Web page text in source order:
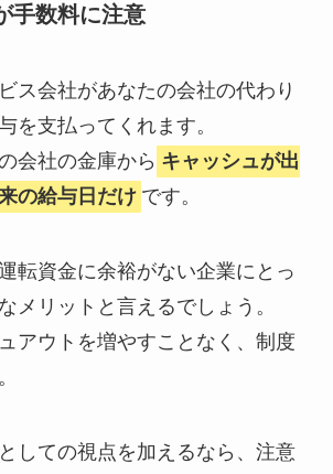
手数料に注意
ス会社があなたの会社の代わり
を支払ってくれます。
会社の金庫から キャッシュが出
の給与日だけ です。
転資金に余裕がない企業にとっ
メリットと言えるでしょう。
アウトを増やすことなく、制度
しての視点を加えるなら、注意